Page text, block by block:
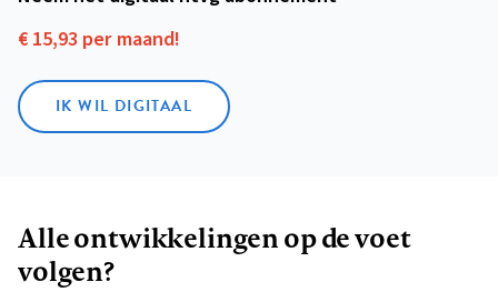
€ 15,93 per maand!
IK WIL DIGITAAL
Alle ontwikkelingen op de voet
volgen?